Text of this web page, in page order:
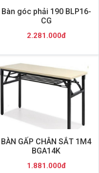
Bàn góc phải 190 BLP16-
CG
2.281.000đ
BÀN GẤP CHÂN SẮT 1M4
BGA14K
1.881.000đ